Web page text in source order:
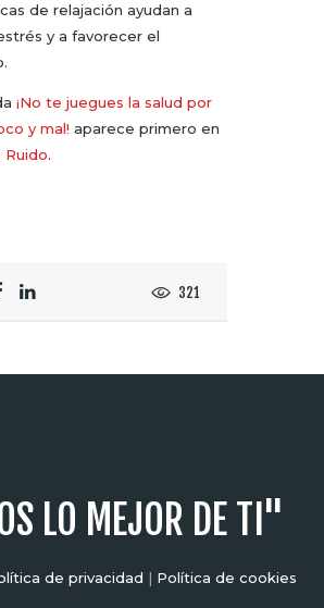
de relajación ayudan a
y a favorecer el
¡No te juegues la salud por
y mal! aparece primero en
Ruido.
321
LO MEJOR DE TI"
de privacidad | Política de cookies